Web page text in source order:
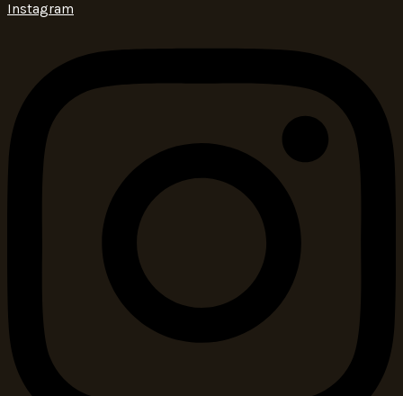
Instagram